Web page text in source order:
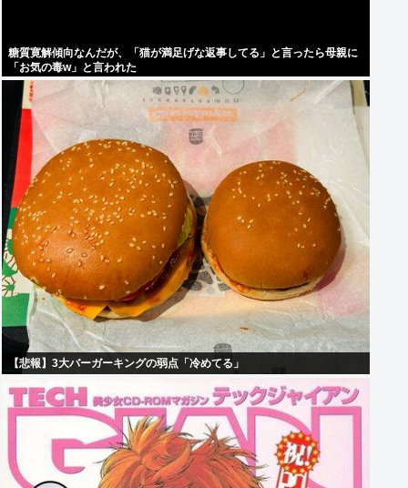
糖質寛解傾向なんだが、「猫が満足げな返事してる」と言ったら母親に
「お気の毒w」と言われた
【悲報】3大バーガーキングの弱点「冷めてる」